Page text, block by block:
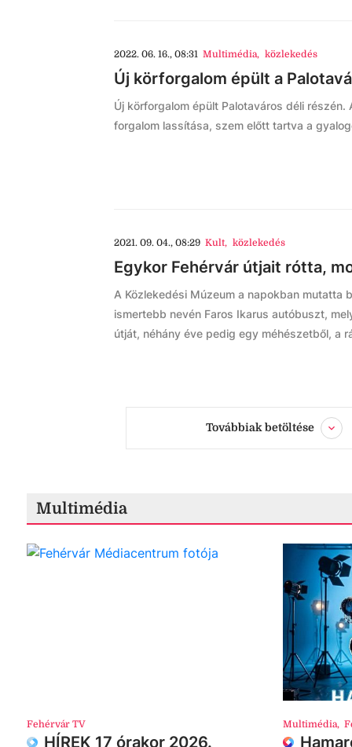
2022. 06. 16., 08:31 Multimédia, közlekedés
Új körforgalom épült a
Új körforgalom épült Palotaváros déli
forgalom lassítása, szem előtt tartva a
2021. 09. 04., 08:29 Kult, közlekedés
Egykor Fehérvár útjait rótta,
A Közlekedési Múzeum a napokban mutatta
ismertebb nevén Faros Ikarus autóbuszt,
útját, néhány éve pedig egy méhészetből, a
Továbbiak betöltése
Multimédia
Fehérvár TV
HÍREK 17 órakor 2026.
Multimédia,